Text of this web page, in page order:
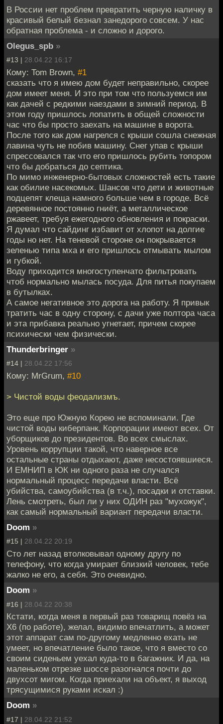
В России нет проблем превратить черную наличку в
красивый белый безнал занедорого совсем. У нас
обратная проблема - и сложно и дорого.
Olegus_spb »
#13 | 28.04.22 16:17
Кому: Tom Brown, #1
сказать что я имею дом будет неправильно, скорее
дом имеет меня. И это при том что пользуемся им
как дачей с редкими наездами в зимний период. В
этом году пришлось лопатить в общей сложности
час что бы просто заехать на машине в ворота.
После того как дом нагрелся с крыши сошла снежная
лавина чуть не побив машину. Снег упав с крыши
спрессовался так что его пришлось рубить топором
что бы добраться до септика.
По мимо инженерно-бытовых сложностей есть такие
как обилие насекомых. Шансов что дети и животные
подцепят клеща намного больше чем в городе. Всё
деревянное постоянно гниёт, а металлическое
ржавеет, требуя ежегодного обновления и покраски.
Я думал что сайдинг избавит от хлопот на долгие
годы но нет. На теневой стороне он покрывается
зеленью типа мха и его пришлось отмывать мылом
и губкой.
Воду приходится многоступенчато фильтровать
чтоб нормально мылась посуда. Для питья покупаем
в бутылках.
А самое негативное это дорога на работу. Я привык
тратить час в одну сторону, с дачи уже полтора часа
и эта прибавка реально угнетает, причем скорее
психически чем физически.
Thunderbringer »
#14 | 28.04.22 17:56
Кому: MrGrum, #10
> Чистой воды феодализмъ.
Это еще про Южную Корею не вспоминали. Где
чистой воды киберпанк. Корпорации имеют всех. От
уборщиков до президентов. Во всех смыслах.
Уровень коррупции такой, что наверное все
остальные страны отдыхают, даже несостоявшиеся.
И ЕМНИП в ЮК ни одного раза не случался
нормальный процесс передачи власти. Всё
убийства, самоубийства (в т.ч.), посадки и отставки.
Лень смотреть, был ли у них ОДИН раз "мухожук",
как самый нормальный вариант передачи власти.
Doom »
#15 | 28.04.22 20:19
Сто лет назад втолковывал одному другу по
телефону, что когда умирает близкий человек, тебе
жалко не его, а себя. Это очевидно.
Doom »
#16 | 28.04.22 20:38
Кстати, когда меня в первый раз товарищ повёз на
Х6 (по работе), желал, видимо впечатлить, а может
этот аппарат сам по-другому медленно ехать не
умеет, но впечатление было такое, что я вместо со
своим сиденьем уехал куда-то в багажник. И да, на
маленьком отрезке шоссе разогнался почти до
двухсот мигом. Когда приехали на объект, я выход
трясущимися руками искал :)
Doom »
#17 | 28.04.22 21:52